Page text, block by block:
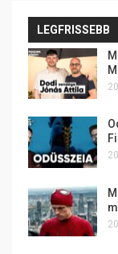
LEGFRISSEBB